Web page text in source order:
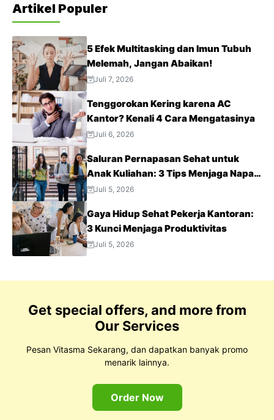
Artikel Populer
5 Efek Multitasking dan Imun Tubuh
Melemah, Jangan Abaikan!
Juli 7, 2026
Tenggorokan Kering karena AC
Kantor? Kenali 4 Cara Mengatasinya
Juli 6, 2026
Saluran Pernapasan Sehat untuk
Anak Kuliahan: 3 Tips Menjaga Napas
Tetap Optimal di Tengah Aktivitas
Juli 5, 2026
Gaya Hidup Sehat Pekerja Kantoran:
3 Kunci Menjaga Produktivitas
Juli 5, 2026
Get special offers, and more from
Our Services
Pesan Vitasma Sekarang, dan dapatkan banyak promo
menarik lainnya.
Order Now